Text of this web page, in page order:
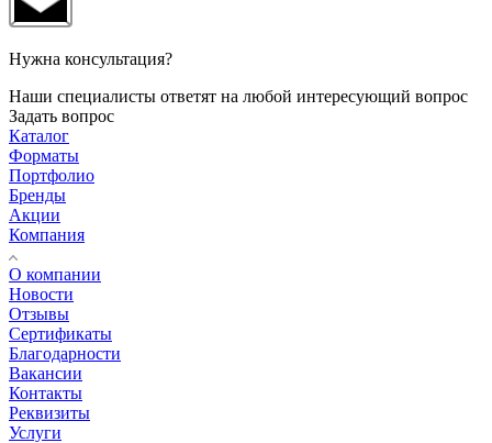
Нужна консультация?
Наши специалисты ответят на любой интересующий вопрос
Задать вопрос
Каталог
Форматы
Портфолио
Бренды
Акции
Компания
О компании
Новости
Отзывы
Сертификаты
Благодарности
Вакансии
Контакты
Реквизиты
Услуги